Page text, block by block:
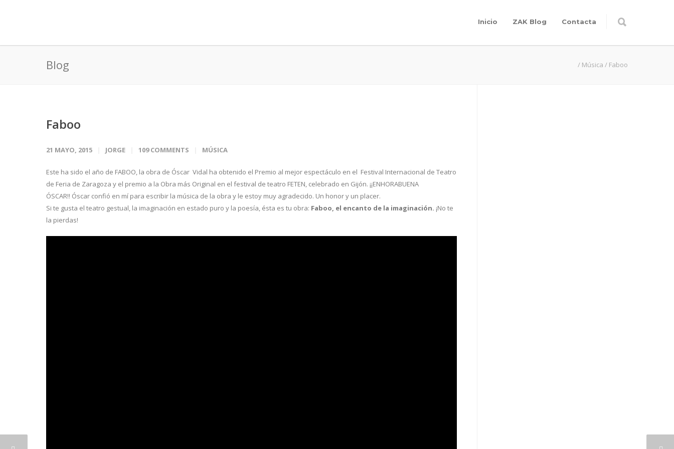
Inicio ZAK Blog Contacta
Blog / Música / Faboo
Faboo
21 MAYO, 2015 JORGE 109 COMMENTS MÚSICA
Este ha sido el año de FABOO, la obra de Óscar Vidal ha obtenido el Premio al mejor espectáculo en el Festival Internacional de Teatro
de Feria de Zaragoza y el premio a la Obra más Original en el festival de teatro FETEN, celebrado en Gijón. ¡¡ENHORABUENA
ÓSCAR!! Óscar confió en mí para escribir la música de la obra y le estoy muy agradecido. Un honor y un placer.
Si te gusta el teatro gestual, la imaginación en estado puro y la poesía, ésta es tu obra: Faboo, el encanto de la imaginación. ¡No te
la pierdas!